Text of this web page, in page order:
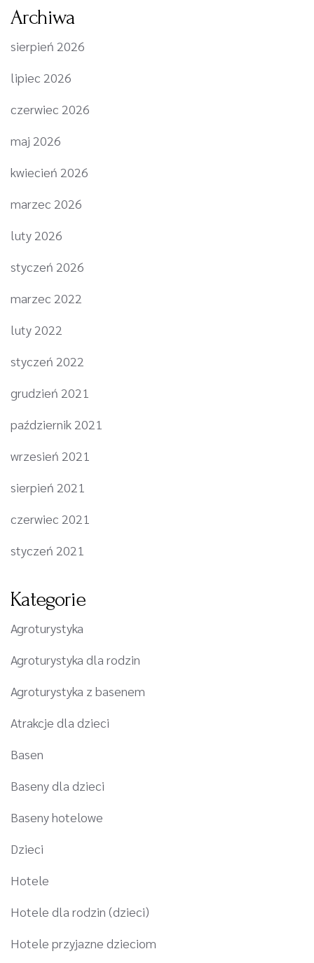
Archiwa
sierpień 2026
lipiec 2026
czerwiec 2026
maj 2026
kwiecień 2026
marzec 2026
luty 2026
styczeń 2026
marzec 2022
luty 2022
styczeń 2022
grudzień 2021
październik 2021
wrzesień 2021
sierpień 2021
czerwiec 2021
styczeń 2021
Kategorie
Agroturystyka
Agroturystyka dla rodzin
Agroturystyka z basenem
Atrakcje dla dzieci
Basen
Baseny dla dzieci
Baseny hotelowe
Dzieci
Hotele
Hotele dla rodzin (dzieci)
Hotele przyjazne dzieciom